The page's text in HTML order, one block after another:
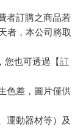
者訂購之商品若
者，本公司將取
您也可透過【訂
色差，圖片僅供
運動器材等）及